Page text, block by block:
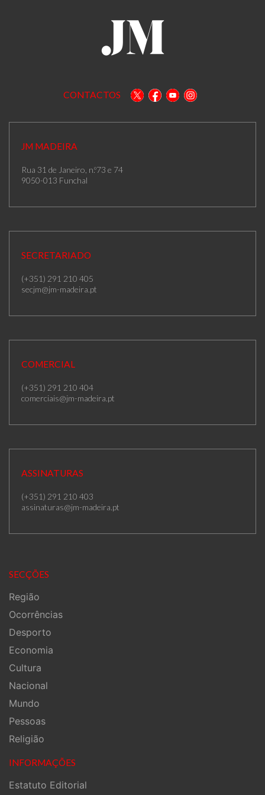
CONTACTOS
JM MADEIRA
Rua 31 de Janeiro, n.º73 e 74
9050-013 Funchal
SECRETARIADO
(+351) 291 210 405
secjm@jm-madeira.pt
COMERCIAL
(+351) 291 210 404
comerciais@jm-madeira.pt
ASSINATURAS
(+351) 291 210 403
assinaturas@jm-madeira.pt
SECÇÕES
Região
Ocorrências
Desporto
Economia
Cultura
Nacional
Mundo
Pessoas
Religião
INFORMAÇÕES
Estatuto Editorial